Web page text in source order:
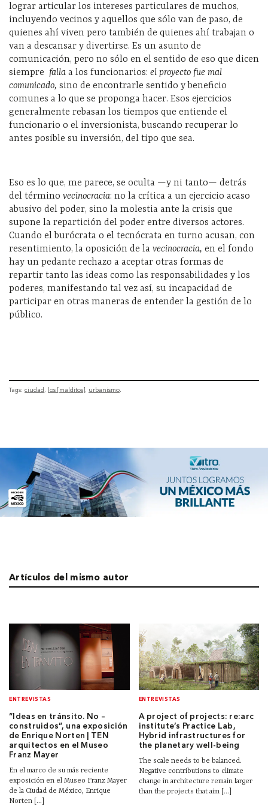
lograr articular los intereses particulares de muchos,
incluyendo vecinos y aquellos que sólo van de paso, de
quienes ahí viven pero también de quienes ahí trabajan o
van a descansar y divertirse. Es un asunto de
comunicación, pero no sólo en el sentido de eso que dicen
siempre falla a los funcionarios: el proyecto fue mal
comunicado, sino de encontrarle sentido y beneficio
comunes a lo que se proponga hacer. Esos ejercicios
generalmente rebasan los tiempos que entiende el
funcionario o el inversionista, buscando recuperar lo
antes posible su inversión, del tipo que sea.
Eso es lo que, me parece, se oculta —y ni tanto— detrás
del término vecinocracia: no la crítica a un ejercicio acaso
abusivo del poder, sino la molestia ante la crisis que
supone la repartición del poder entre diversos actores.
Cuando el burócrata o el tecnócrata en turno acusan, con
resentimiento, la oposición de la vecinocracia, en el fondo
hay un pedante rechazo a aceptar otras formas de
repartir tanto las ideas como las responsabilidades y los
poderes, manifestando tal vez así, su incapacidad de
participar en otras maneras de entender la gestión de lo
público.
Tags: ciudad los [malditos] urbanismo
Artículos del mismo autor
ENTREVISTAS
“Ideas en tránsito. No –
construidos”, una exposición
de Enrique Norten | TEN
arquitectos en el Museo
Franz Mayer
En el marco de su más reciente
exposición en el Museo Franz Mayer
de la Ciudad de México, Enrique
Norten [...]
ENTREVISTAS
A project of projects: re:arc
institute’s Practice Lab,
Hybrid infrastructures for
the planetary well-being
The scale needs to be balanced.
Negative contributions to climate
change in architecture remain larger
than the projects that aim [...]